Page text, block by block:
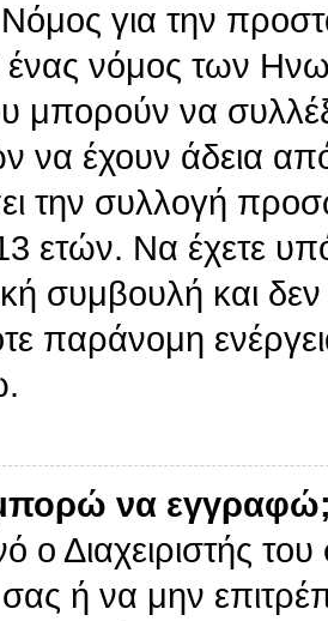
για την
ένας νόμος των
μπορούν να
να έχουν άδεια
την συλλογή
ετών. Να έχετε
συμβουλή και δεν
παράνομη
μπορώ να
ο Διαχειριστής
ή να μην